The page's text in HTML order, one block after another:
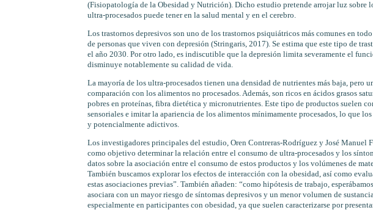
(Fisiopatología de la Obesidad y Nutrición). Dicho estudio pretende arrojar luz sobre
ultra-procesados puede tener en la salud mental y en el cerebro.
Los trastornos depresivos son uno de los trastornos psiquiátricos más comunes en
de personas que viven con depresión (Stringaris, 2017). Se estima que este tipo de
el año 2030. Por otro lado, es indiscutible que la depresión limita severamente el
disminuye notablemente su calidad de vida.
La mayoría de los ultra-procesados tienen una densidad de nutrientes más baja, pero
comparación con los alimentos no procesados. Además, son ricos en ácidos grasos
pobres en proteínas, fibra dietética y micronutrientes. Este tipo de productos suelen
sensoriales e imitar la apariencia de los alimentos mínimamente procesados, lo que
y potencialmente adictivos.
Los investigadores principales del estudio, Oren Contreras-Rodríguez y José Manuel
como objetivo determinar la relación entre el consumo de ultra-procesados y los
datos sobre la asociación entre el consumo de estos productos y los volúmenes de
También buscamos explorar los efectos de interacción con la obesidad, así como
estas asociaciones previas”. También añaden: “como hipótesis de trabajo,
asociara con un mayor riesgo de síntomas depresivos y un menor volumen de
especialmente en participantes con obesidad, ya que suelen caracterizarse por